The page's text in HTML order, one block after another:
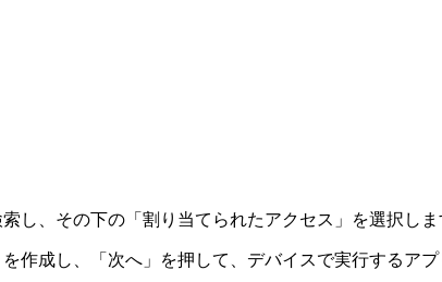
し、その下の「割り当てられたアクセス」を選択し
作成し、「次へ」を押して、デバイスで実行するア